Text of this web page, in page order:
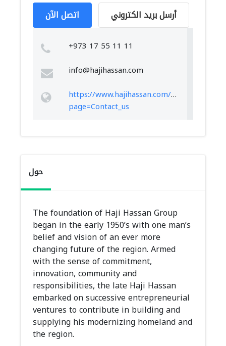
اتصل الآن أرسل بريد الكتروني
+973 17 55 11 11
info@hajihassan.com
https://www.hajihassan.com/view.php?
page=Contact_us
حول
The foundation of Haji Hassan Group
began in the early 1950’s with one man’s
belief and vision of an ever more
changing future of the region. Armed
with the sense of commitment,
innovation, community and
responsibilities, the late Haji Hassan
embarked on successive entrepreneurial
ventures to contribute in building and
supplying his modernizing homeland and
the region.